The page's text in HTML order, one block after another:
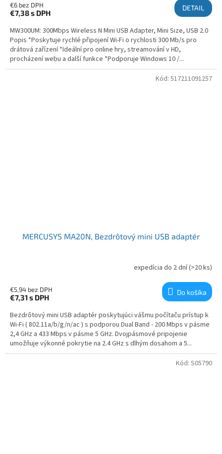
€6 bez DPH
€7,38s DPH
DETAIL
MW300UM: 300Mbps Wireless N Mini USB Adapter, Mini Size, USB 2.0
Popis *Poskytuje rychlé připojení Wi-Fi o rychlosti 300 Mb/s pro
drátová zařízení *Ideální pro online hry, streamování v HD,
procházení webu a další funkce *Podporuje Windows 10 /...
MERCUSYS MA20N, Bezdrôtový mini USB adaptér
expedícia do 2 dní(>20 ks)
€5,94 bez DPH
€7,31 s DPH
Do košíka
Bezdrôtový mini USB adaptér poskytujúci vášmu počítaču prístup k
Wi-Fi ( 802.11a/b/g/n/ac ) s podporou Dual Band - 200 Mbps v pásme
2,4 GHz a 433 Mbps v pásme 5 GHz. Dvojpásmové pripojenie
umožňuje výkonné pokrytie na 2.4 GHz s dlhým dosahom a 5...
Kód: 517211091257
Kód: S05790